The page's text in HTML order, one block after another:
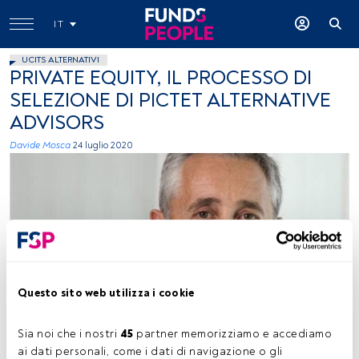
Questo sito web utilizza i cookie
Sia noi che i nostri 45 partner memorizziamo e accediamo
ai dati personali, come i dati di navigazione o gli
IT
UCITS ALTERNATIVI
PRIVATE EQUITY, IL PROCESSO DI
SELEZIONE DI PICTET ALTERNATIVE
ADVISORS
Davide Mosca 24 luglio 2020
Maurizio Arrigo, head of Private Equity, Pictet Alternative Advsors
Tempo di lettura:0 s.